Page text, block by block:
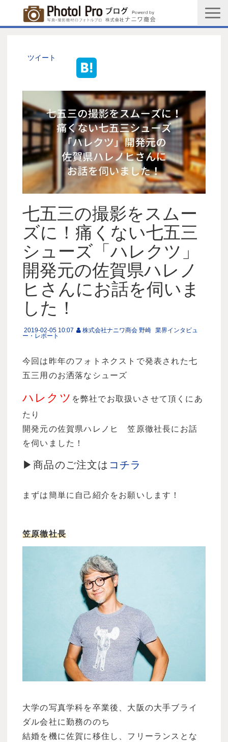
メルマガ登録
PGC新規登録申込み
写真館協会新規登録申込み
お問い合わせ
ツイート
七五三の撮影をスムー
ズに！痛くない七五三
シューズ「ハレクツ」
開発元の佐賀県ハレノ
ヒさんにお話を伺いま
した！
2019-02-05 10:07 株式会社ナニワ商会 野崎 業界インタビュ
ー・レポート
今回は昨年のフォトネクストで発表された七
五三用のお洒落なシューズ
ハレクツ を弊社でお取扱いさせて頂くにあ
たり
開発元の佐賀県ハレノヒ 笠原徹社長にお話
を伺いました！
▶商品のご注文は コチラ
まずは簡単に自己紹介をお願いします！
笠原徹社長
大学の写真学科を卒業後、大阪の大手ブライ
ダル会社に勤務ののち
結婚を機に佐賀に移住し、フリーランスとな